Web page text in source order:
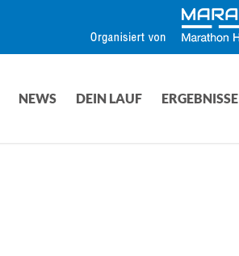
NEWS DEIN LAUF ERGEBNISSE